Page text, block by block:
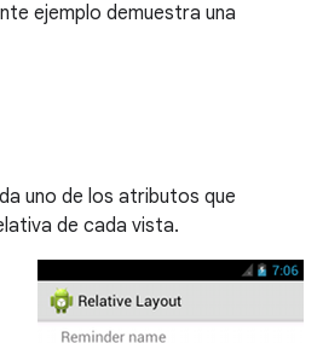
ejemplo demuestra una
uno de los atributos que
de cada vista.